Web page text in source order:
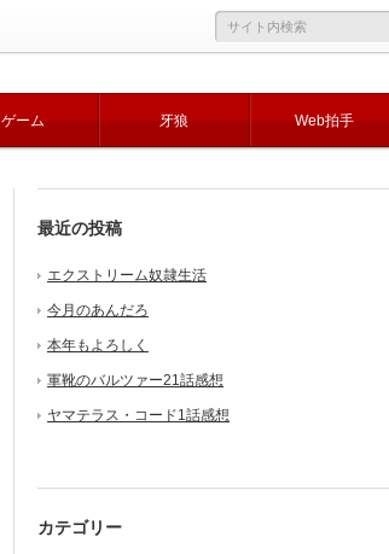
ゲーム 牙狼 Web拍手
最近の投稿
エクストリーム奴隷生活
今月のあんだろ
本年もよろしく
軍靴のバルツァー21話感想
ヤマテラス・コード1話感想
カテゴリー